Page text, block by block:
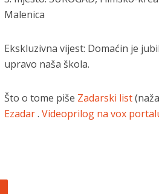
Malenica
Ekskluzivna vijest: Domaćin je
upravo naša škola.
Što o tome piše Zadarski list
Ezadar.Videoprilog na vox